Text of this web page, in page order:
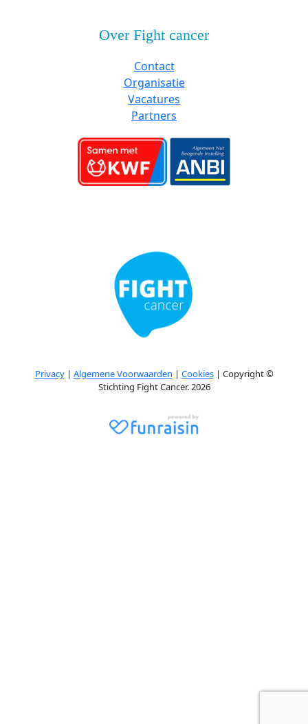
Over Fight cancer
Contact
Organisatie
Vacatures
Partners
Privacy| Algemene Voorwaarden | Cookies| Copyright ©
Stichting Fight Cancer. 2026